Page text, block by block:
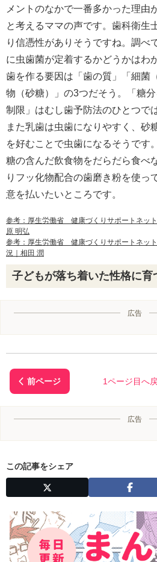
メントのなかで一番多かった理由
と考えるママの声です。歯科衛生
り信憑性がありそうですね。調べ
に虫歯菌が定着するかどうかはわ
歯を作る要因は「歯の質」「細菌
物（砂糖）」の3つだそう。「糖
制限」はむし歯予防法のひとつで
また乳歯は虫歯になりやすく、砂
を好むことで虫歯になるそうです
糖の含んだ飲食物をだらだら食べ
りフッ化物配合の歯磨き粉を使っ
意を払いたいところです。
参考：厚生労働省 健康づくりサポートネッ
原 明弘
参考：厚生労働省 健康づくりサポートネッ
況｜相田 潤
子どもが落ち着いた性格に育
広告
1ページ目へ
広告
この記事をシェア